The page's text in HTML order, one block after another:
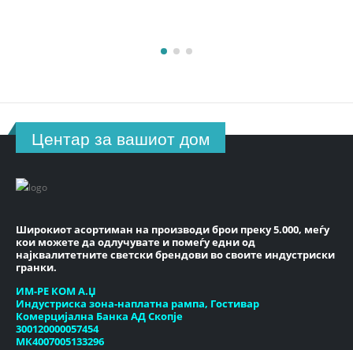
Центар за вашиот дом
Широкиот асортиман на производи брои преку 5.000, меѓу
кои можете да одлучувате и помеѓу едни од
најквалитетните светски брендови во своите индустриски
гранки.
ИМ-РЕ КОМ А.Џ
Индустриска зона-наплатна рампа, Гостивар
Комерцијална Банка АД Скопје
300120000057454
МК4007005133296